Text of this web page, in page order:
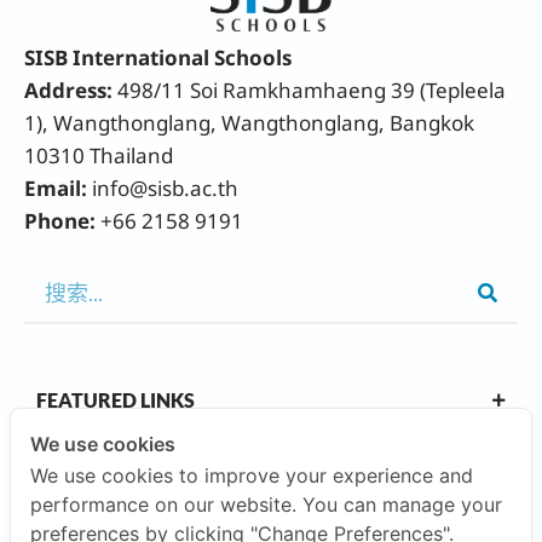
SISB International Schools
Address:498/11 Soi Ramkhamhaeng 39 (Tepleela
1), Wangthonglang, Wangthonglang, Bangkok
10310 Thailand
Email: info@sisb.ac.th
Phone: +66 2158 9191
FEATURED LINKS
OUR CAMPUSES
We use cookies
We use cookies to improve your experience and
performance on our website. You can manage your
preferences by clicking "Change Preferences".